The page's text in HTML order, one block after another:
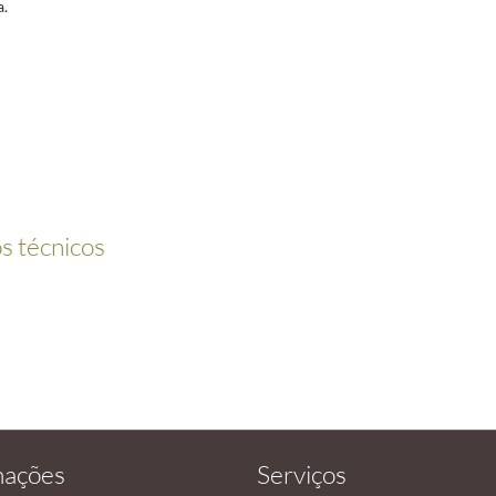
técnicos
Serviços